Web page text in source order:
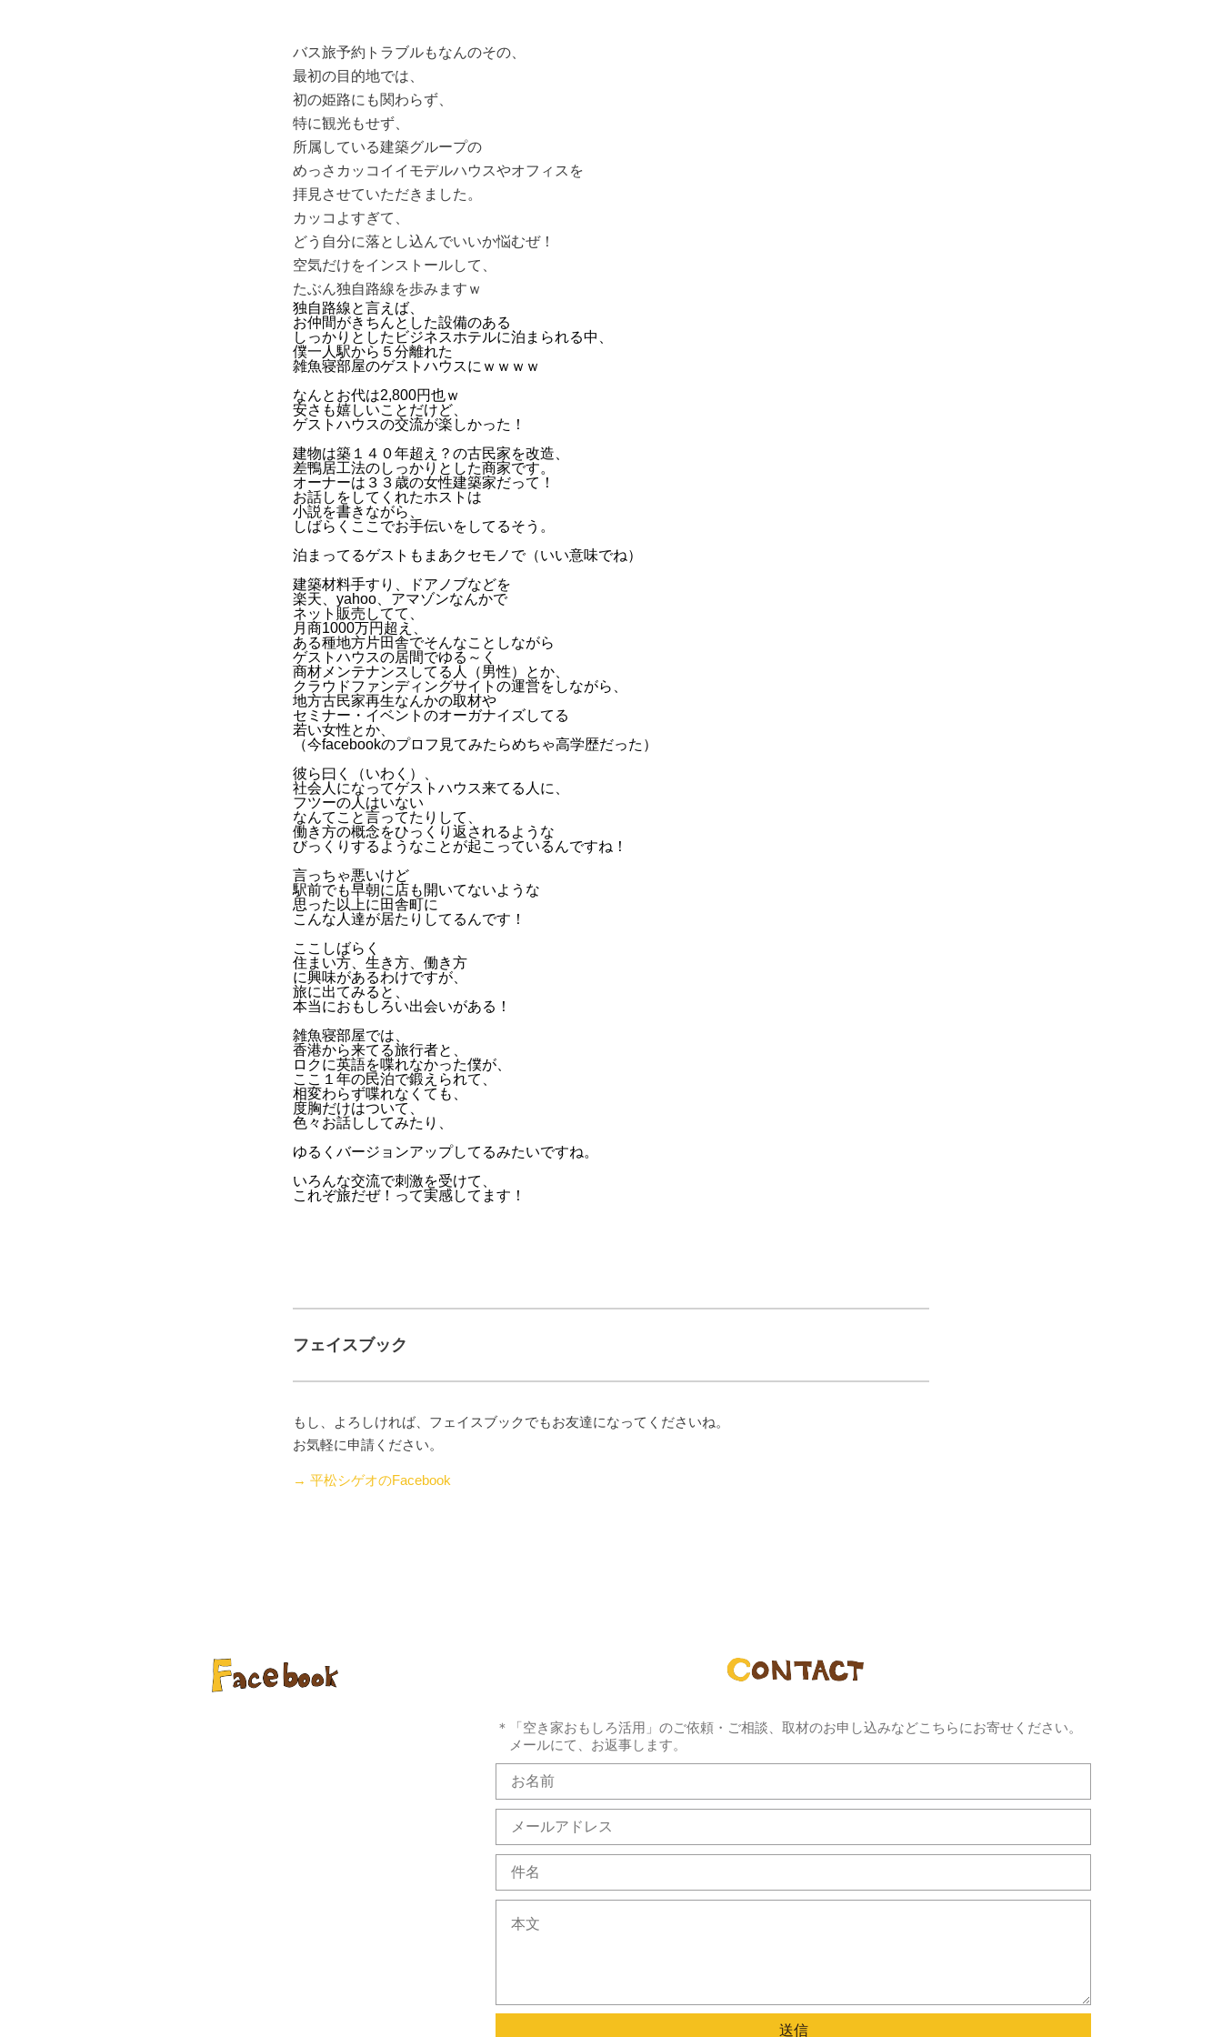
バス旅予約トラブルもなんのその、
最初の目的地では、
初の姫路にも関わらず、
特に観光もせず、
所属している建築グループの
めっさカッコイイモデルハウスやオフィスを
拝見させていただきました。
カッコよすぎて、
どう自分に落とし込んでいいか悩むぜ！
空気だけをインストールして、
たぶん独自路線を歩みますｗ
独自路線と言えば、
お仲間がきちんとした設備のある
しっかりとしたビジネスホテルに泊まられる中、
僕一人駅から５分離れた
雑魚寝部屋のゲストハウスにｗｗｗｗ
なんとお代は2,800円也ｗ
安さも嬉しいことだけど、
ゲストハウスの交流が楽しかった！
建物は築１４０年超え？の古民家を改造、
差鴨居工法のしっかりとした商家です。
オーナーは３３歳の女性建築家だって！
お話しをしてくれたホストは
小説を書きながら、
しばらくここでお手伝いをしてるそう。
泊まってるゲストもまあクセモノで（いい意味でね）
建築材料手すり、ドアノブなどを
楽天、yahoo、アマゾンなんかで
ネット販売してて、
月商1000万円超え、
ある種地方片田舎でそんなことしながら
ゲストハウスの居間でゆる～く
商材メンテナンスしてる人（男性）とか、
クラウドファンディングサイトの運営をしながら、
地方古民家再生なんかの取材や
セミナー・イベントのオーガナイズしてる
若い女性とか、
（今facebookのプロフ見てみたらめちゃ高学歴だった）
彼ら曰く（いわく）、
社会人になってゲストハウス来てる人に、
フツーの人はいない
なんてこと言ってたりして、
働き方の概念をひっくり返されるような
びっくりするようなことが起こっているんですね！
言っちゃ悪いけど
駅前でも早朝に店も開いてないような
思った以上に田舎町に
こんな人達が居たりしてるんです！
ここしばらく
住まい方、生き方、働き方
に興味があるわけですが、
旅に出てみると、
本当におもしろい出会いがある！
雑魚寝部屋では、
香港から来てる旅行者と、
ロクに英語を喋れなかった僕が、
ここ１年の民泊で鍛えられて、
相変わらず喋れなくても、
度胸だけはついて、
色々お話ししてみたり、
ゆるくバージョンアップしてるみたいですね。
いろんな交流で刺激を受けて、
これぞ旅だぜ！って実感してます！
フェイスブック
もし、よろしければ、フェイスブックでもお友達になってくださいね。
お気軽に申請ください。
→ 平松シゲオのFacebook
＊「空き家おもしろ活用」のご依頼・ご相談、取材のお申し込みなどこちらにお寄せください。
メールにて、お返事します。